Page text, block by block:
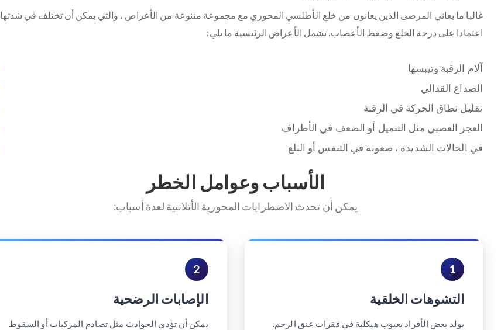
غالبا ما يعاني المرضى الذين يعانون من خلع الأطلسي المحوري مع مجموعة متنوعة من الأعراض ، والتي يمكن أن تختلف في شدتها
اعتمادا على درجة الخلع وضغط الأعصاب. تشمل الأعراض الرئيسية ما يلي:
آلام الرقبة وتيبسها
الصداع القذالي
تقليل نطاق الحركة في الرقبة
العجز العصبي مثل التنميل أو الضعف في الأطراف
في الحالات الشديدة ، صعوبة في التنفس أو البلع
الأسباب وعوامل الخطر
يمكن أن تحدث الاضطرابات المحورية الأتلانتية لعدة أسباب:
1
التشوهات الخلقية
يولد بعض الأفراد بعيوب هيكلية في فقرات عنق الرحم.
2
الإصابات الرضحية
يمكن أن تؤدي الحوادث مثل تصادم المركبات أو السقوط